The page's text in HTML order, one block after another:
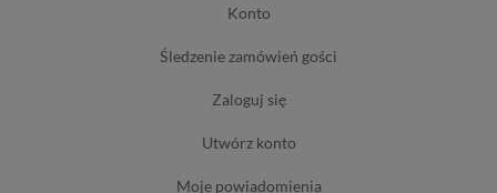
konto
śledzenie zamówień gości
zaloguj się
utwórz konto
moje powiadomienia